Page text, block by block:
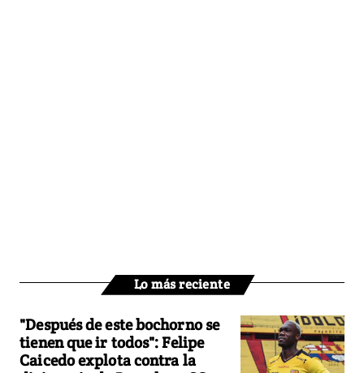
Lo más reciente
"Después de este bochorno se
tienen que ir todos": Felipe
Caicedo explota contra la